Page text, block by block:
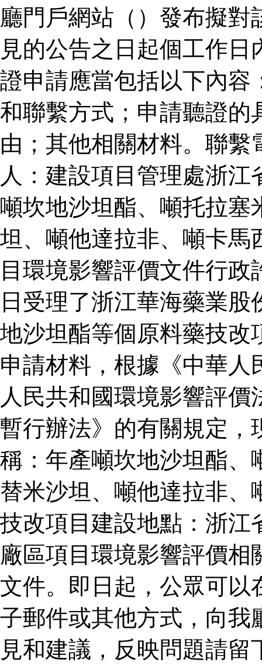
廳門戶網站（）發布擬
見的公告之日起個工作
證申請應當包括以下內容
和聯繫方式；申請聽證的
由；其他相關材料。聯
人：建設項目管理處浙
噸坎地沙坦酯、噸托拉塞
坦、噸他達拉非、噸卡馬
目環境影響評價文件行
日受理了浙江華海藥業
地沙坦酯等個原料藥技改
申請材料，根據《中華
人民共和國環境影響評
暫行辦法》的有關規定，
稱：年產噸坎地沙坦酯、
替米沙坦、噸他達拉非
技改項目建設地點：浙江
廠區項目環境影響評價
文件。即日起，公眾可以
子郵件或其他方式，向我
見和建議，反映問題請